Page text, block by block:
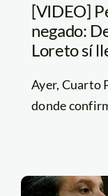
[VIDEO]
negado:
Loreto sí
Ayer, Cuarto
donde